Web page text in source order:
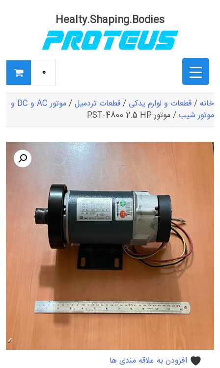
Healty.Shaping.Bodies
0
خانه /قطعات و لوارم یدکی /قطعات تردمیل/
موتور AC و DC و
موتور شیب/ موتور PST-4800 2.5 HP
افزودن به علاقه مندی ها